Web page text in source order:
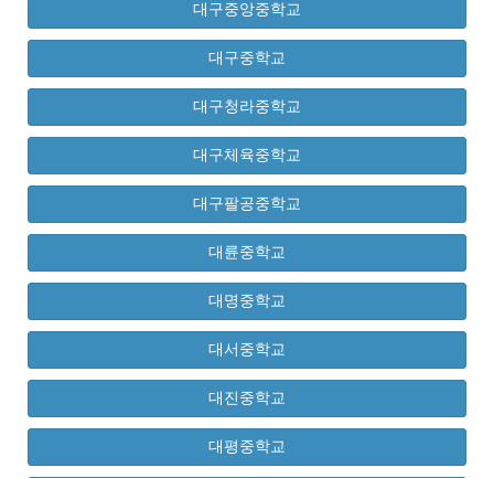
대구중앙중학교
대구중학교
대구청라중학교
대구체육중학교
대구팔공중학교
대륜중학교
대명중학교
대서중학교
대진중학교
대평중학교